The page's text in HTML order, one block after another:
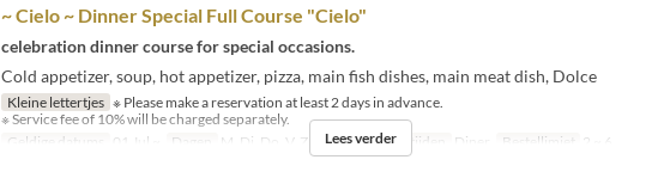
~ Cielo ~ Dinner Special Full Course "Cielo"
celebration dinner course for special occasions.
Cold appetizer, soup, hot appetizer, pizza, main fish dishes, main meat dish, Dolce
Kleine lettertjes ※ Please make a reservation at least 2 days in advance.
※ Service fee of 10% will be charged separately.
Geldige datums
01 Jul ~ Dagen M, Di, Do, V, Za, Zo, Vak Maaltijden Diner Bestellimiet 2 ~ 6
Lees verder